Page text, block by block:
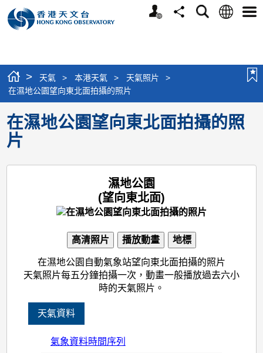
個
分
搜
語
選
> 天氣 > 本港天氣 > 天氣照片
>
在濕地公園望向東北面拍攝的照片
在濕地公園望向東北面拍攝的照
片
濕地公園
(望向東北面)
高清照片 播放動畫 地標
在濕地公園自動氣象站望向東北面拍攝的照片
天氣照片每五分鐘拍攝一次，動畫一般播放過去六小
時的天氣照片。
天氣資料
氣象資料時間序列